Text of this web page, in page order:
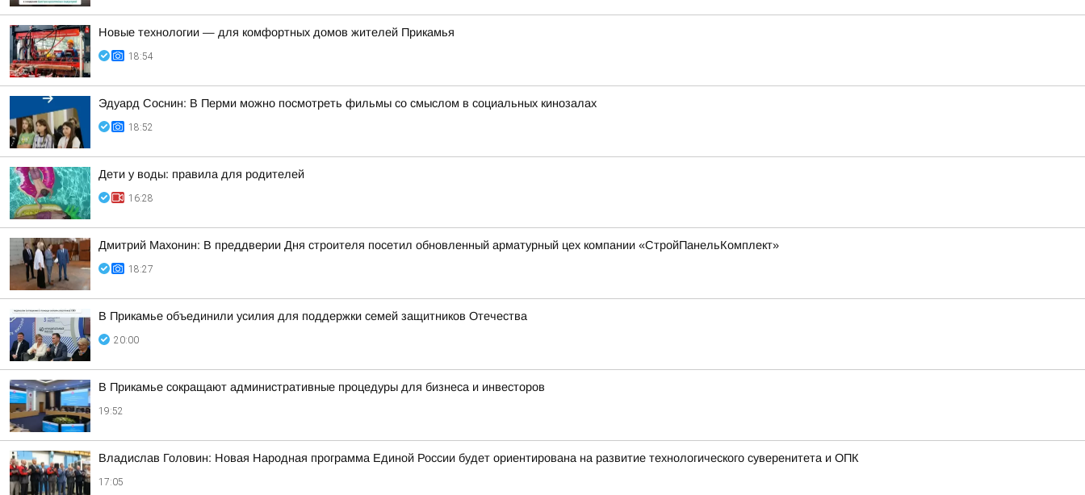
Новые технологии — для комфортных домов жителей Прикамья
18:54
Эдуард Соснин: В Перми можно посмотреть фильмы со смыслом в социальных кинозалах
18:52
Дети у воды: правила для родителей
16:28
Дмитрий Махонин: В преддверии Дня строителя посетил обновленный арматурный цех компании «СтройПанельКомплект»
18:27
В Прикамье объединили усилия для поддержки семей защитников Отечества
20:00
В Прикамье сокращают административные процедуры для бизнеса и инвесторов
19:52
Владислав Головин: Новая Народная программа Единой России будет ориентирована на развитие технологического суверенитета и ОПК
17:05